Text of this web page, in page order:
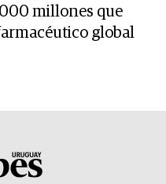
millones que
global